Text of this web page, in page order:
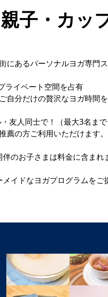
子・カッ
にあるパーソナルヨガ専門
ライベート空間を占有
自分だけの贅沢なヨガ時間を
友人同士で！（最大3名ま
薦の方ご利用いただけます。
のお子さまは料金に含まれ
イドなヨガプログラムをご